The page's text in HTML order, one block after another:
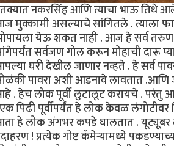
नकरसिंह आणि त्याचा भाऊ तिथे आले
मुक्कामी असल्याचे सांगितले . त्याला
येऊ शकत नाही . आज हे सर्व
सर्वजण गोल करून मोहाची दारू
घरी देखील जाणार नव्हते . हे सर्व
पावरा अशी आडनावे लावतात .आणि
. हेच लोक पूर्वी लुटालूट करायचे . परंतु
पिढी पूर्वीपर्यंत हे लोक केवळ
हे लोक अंगभर कपडे घालतात . यूट्यूबर
! प्रत्येक गोष्ट कॅमेऱ्यामध्ये